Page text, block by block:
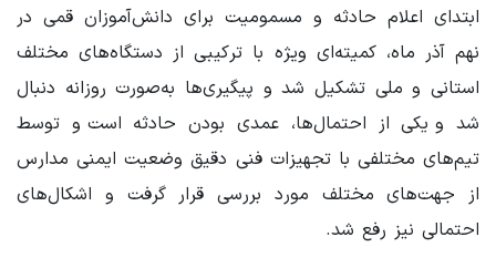
ابتدای اعلام حادثه و مسمومیت برای دانش‌آموزان قمی در
نهم آذر ماه، کمیته‌ای ویژه با ترکیبی از دستگاه‌های مختلف
استانی و ملی تشکیل شد و پیگیری‌ها به‌صورت روزانه دنبال
شد و یکی از احتمال‌ها، عمدی بودن حادثه است و توسط
تیم‌های مختلفی با تجهیزات فنی دقیق وضعیت ایمنی مدارس
از جهت‌های مختلف مورد بررسی قرار گرفت و اشکال‌های
احتمالی نیز رفع شد.